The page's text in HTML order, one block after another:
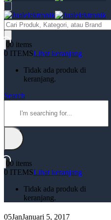
Products
search
00 items
0 ITEMSLihat keranjang
Tidak ada produk di
keranjang.
Search
00 items
0 ITEMSLihat keranjang
Tidak ada produk di
keranjang.
05JanJanuari 5, 2017